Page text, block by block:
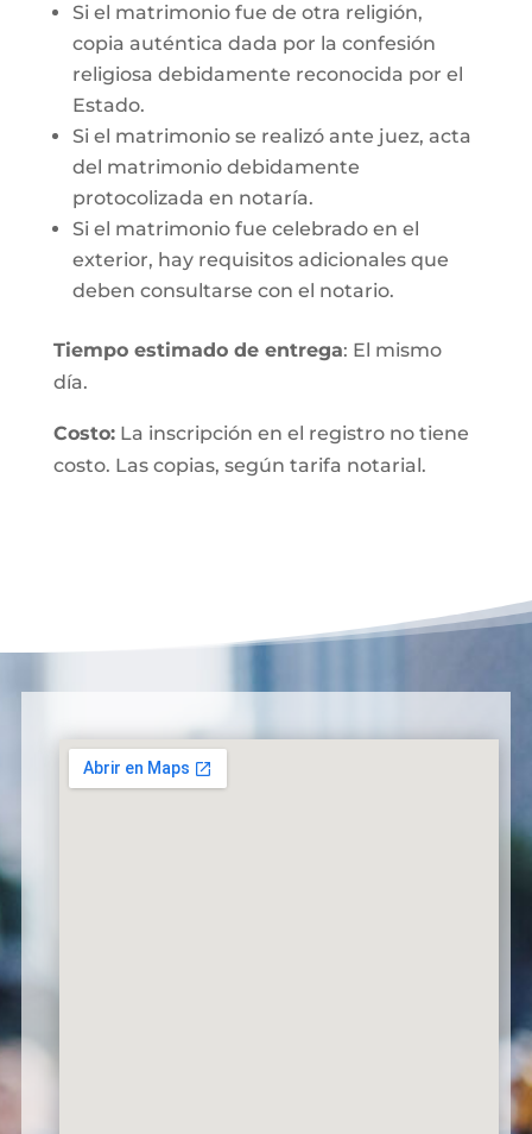
Si el matrimonio fue de otra religión,
copia auténtica dada por la confesión
religiosa debidamente reconocida por el
Estado.
Si el matrimonio se realizó ante juez, acta
del matrimonio debidamente
protocolizada en notaría.
Si el matrimonio fue celebrado en el
exterior, hay requisitos adicionales que
deben consultarse con el notario.
Tiempo estimado de entrega: El mismo
día.
Costo:La inscripción en el registro no tiene
costo. Las copias, según tarifa notarial.